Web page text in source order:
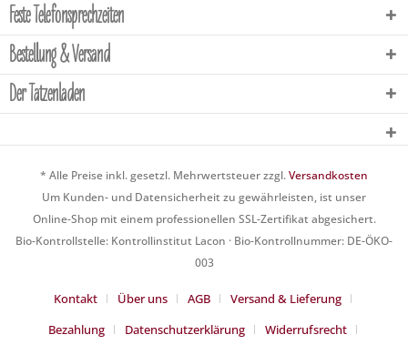
Feste Telefonsprechzeiten
Bestellung & Versand
Der Tatzenladen
* Alle Preise inkl. gesetzl. Mehrwertsteuer zzgl.Versandkosten
Um Kunden- und Datensicherheit zu gewährleisten, ist unser
Online-Shop mit einem professionellen SSL-Zertifikat abgesichert.
Bio-Kontrollstelle: Kontrollinstitut Lacon · Bio-Kontrollnummer: DE-ÖKO-
003
Kontakt Über uns AGB
Versand & Lieferung
Bezahlung
Datenschutzerklärung
Widerrufsrecht